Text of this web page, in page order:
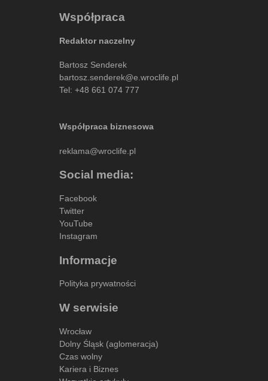
Współpraca
Redaktor naczelny
Bartosz Senderek
bartosz.senderek@e.wroclife.pl
Tel: +48 661 074 777
Współpraca biznesowa
reklama@wroclife.pl
Social media:
Facebook
Twitter
YouTube
Instagram
Informacje
Polityka prywatności
W serwisie
Wrocław
Dolny Śląsk (aglomeracja)
Czas wolny
Kariera i Biznes